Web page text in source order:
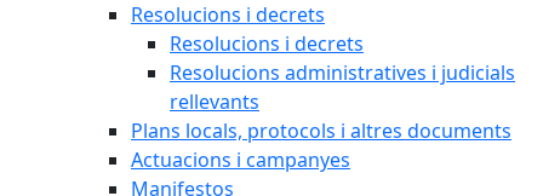
Resolucions i decrets
Resolucions i decrets
Resolucions administratives i judicials
rellevants
Plans locals, protocols i altres documents
Actuacions i campanyes
Manifestos